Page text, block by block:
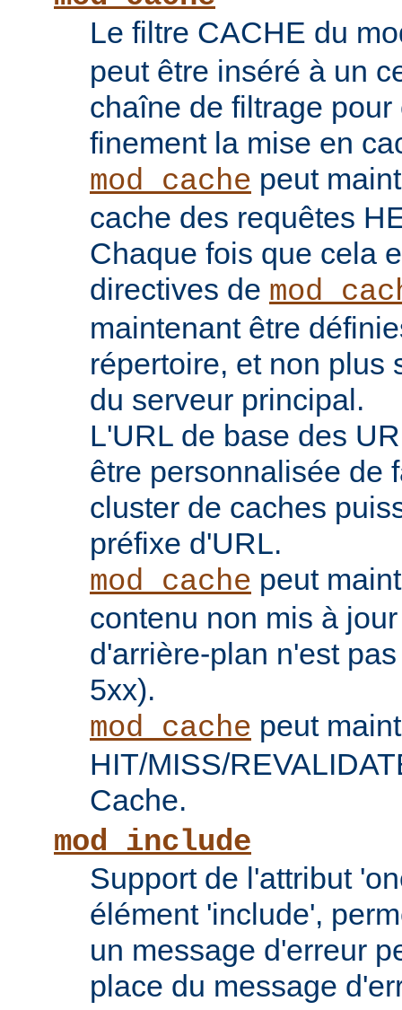
Le filtre CACHE du
peut être inséré à un
chaîne de filtrage
finement la mise en
mod_cache peut
cache des requêtes
Chaque fois que cela
directives de
maintenant être
répertoire, et non plus
du serveur principal.
L'URL de base des
être personnalisée de
cluster de caches
préfixe d'URL.
mod_cache peut
contenu non mis à
d'arrière-plan n'est
5xx).
mod_cache peut
HIT/MISS/
Cache.
mod_include
Support de l'attribut
élément 'include',
un message d'erreur
place du message